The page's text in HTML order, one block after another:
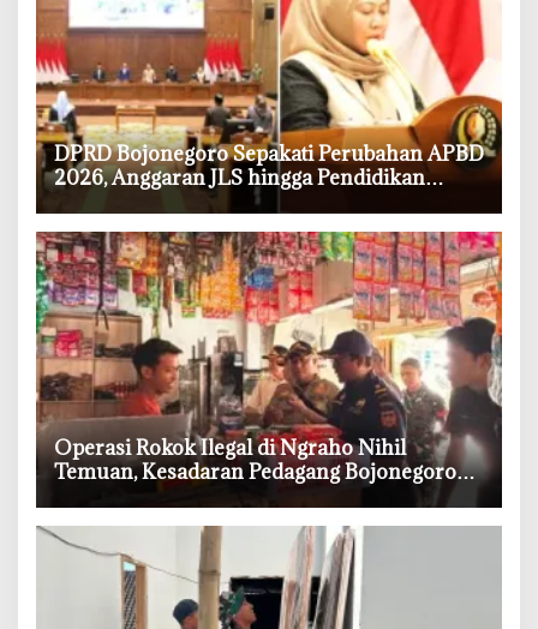
‎DPRD Bojonegoro Sepakati Perubahan APBD
2026, Anggaran JLS hingga Pendidikan
‎Operasi Rokok Ilegal di Ngraho Nihil
Temuan, Kesadaran Pedagang Bojonegoro